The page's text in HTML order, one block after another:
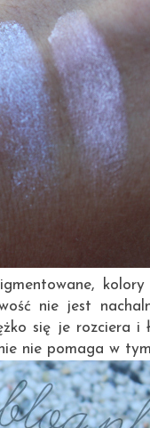
kolory
nie jest
się je rozciera i
nie pomaga w